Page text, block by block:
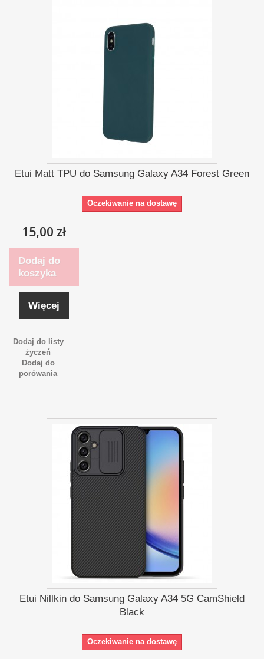
Etui Matt TPU do Samsung Galaxy A34 Forest Green
Oczekiwanie na dostawę
15,00 zł
Dodaj do
koszyka
Więcej
Dodaj do listy
życzeń
Dodaj do
porówania
Etui Nillkin do Samsung Galaxy A34 5G CamShield
Black
Oczekiwanie na dostawę